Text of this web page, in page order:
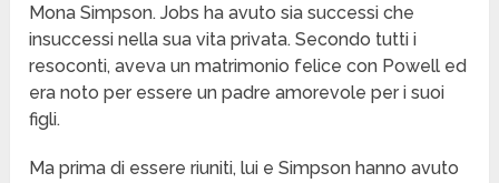
Mona Simpson. Jobs ha avuto sia successi che
insuccessi nella sua vita privata. Secondo tutti i
resoconti, aveva un matrimonio felice con Powell ed
era noto per essere un padre amorevole per i suoi
figli.
Ma prima di essere riuniti, lui e Simpson hanno avuto